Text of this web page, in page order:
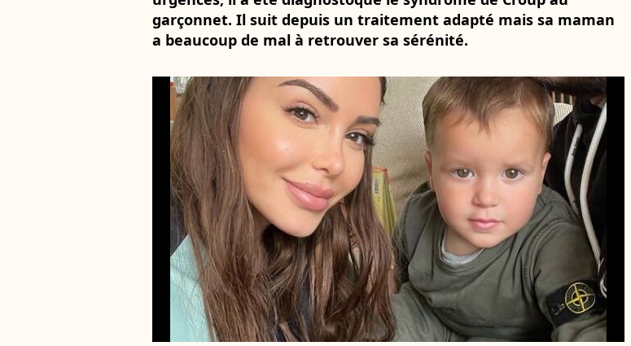
garçonnet. Il suit depuis un traitement adapté mais sa maman
a beaucoup de mal à retrouver sa sérénité.